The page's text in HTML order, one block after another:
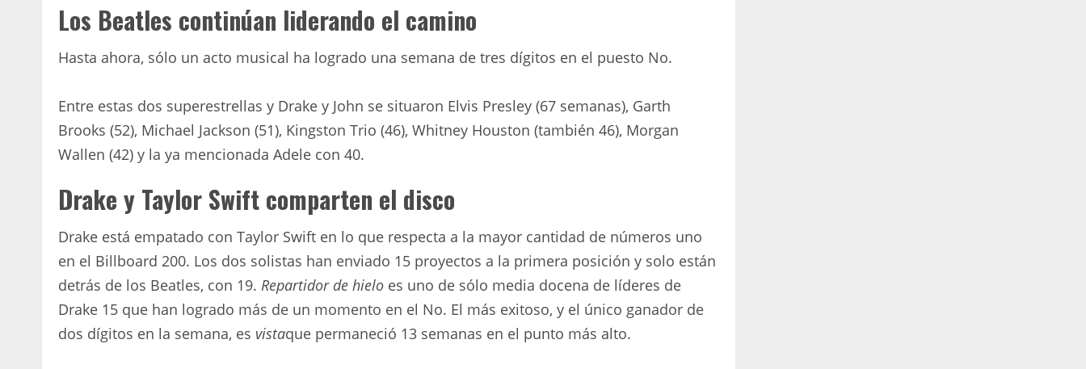
Los Beatles continúan liderando el camino
Hasta ahora, sólo un acto musical ha logrado una semana de tres dígitos en el puesto No.
Entre estas dos superestrellas y Drake y John se situaron Elvis Presley (67 semanas), Garth
Brooks (52), Michael Jackson (51), Kingston Trio (46), Whitney Houston (también 46), Morgan
Wallen (42) y la ya mencionada Adele con 40.
Drake y Taylor Swift comparten el disco
Drake está empatado con Taylor Swift en lo que respecta a la mayor cantidad de números uno
en el Billboard 200. Los dos solistas han enviado 15 proyectos a la primera posición y solo están
detrás de los Beatles, con 19. Repartidor de hielo es uno de sólo media docena de líderes de
Drake 15 que han logrado más de un momento en el No. El más exitoso, y el único ganador de
dos dígitos en la semana, es vistaque permaneció 13 semanas en el punto más alto.